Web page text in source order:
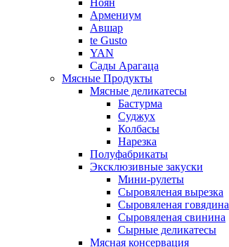
Ноян
Армениум
Авшар
te Gusto
YAN
Сады Арагаца
Мясные Продукты
Мясные деликатесы
Бастурма
Суджух
Колбасы
Нарезка
Полуфабрикаты
Эксклюзивные закуски
Мини-рулеты
Сыровяленая вырезка
Сыровяленая говядина
Сыровяленая свинина
Сырные деликатесы
Мясная консервация